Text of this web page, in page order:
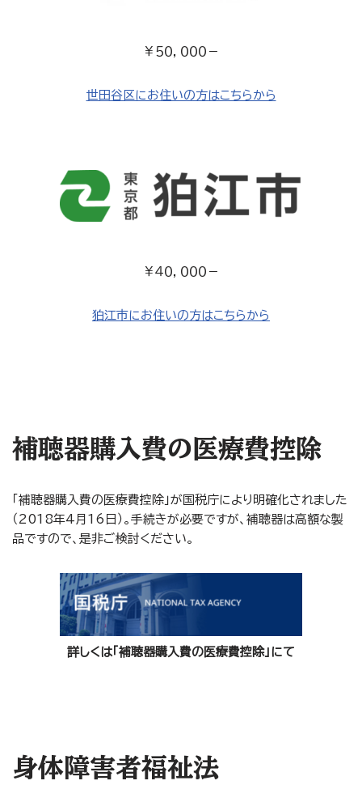
￥５０，０００－
世田谷区にお住いの方はこちらから
￥４０，０００－
狛江市にお住いの方はこちらから
補聴器購入費の医療費控除
「補聴器購入費の医療費控除」が国税庁により明確化されました
（2018年4月16日）。手続きが必要ですが、補聴器は高額な製
品ですので、是非ご検討ください。
詳しくは「補聴器購入費の医療費控除」にて
身体障害者福祉法